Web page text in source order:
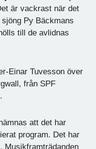
är vackrast när det
sjöng Py Bäckmans
till de avlidnas
Einar Tuvesson över
från SPF
att det har
program. Det har
Musikframträdanden